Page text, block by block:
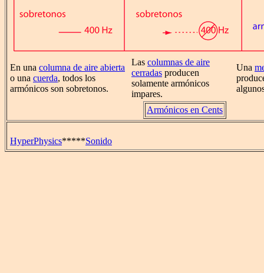
En una columna de aire abierta
o una cuerda, todos los
armónicos son sobretonos.
Las columnas de aire
cerradas producen
solamente armónicos
impares.
Una
Armónicos en Cents
HyperPhysics*****Sonido